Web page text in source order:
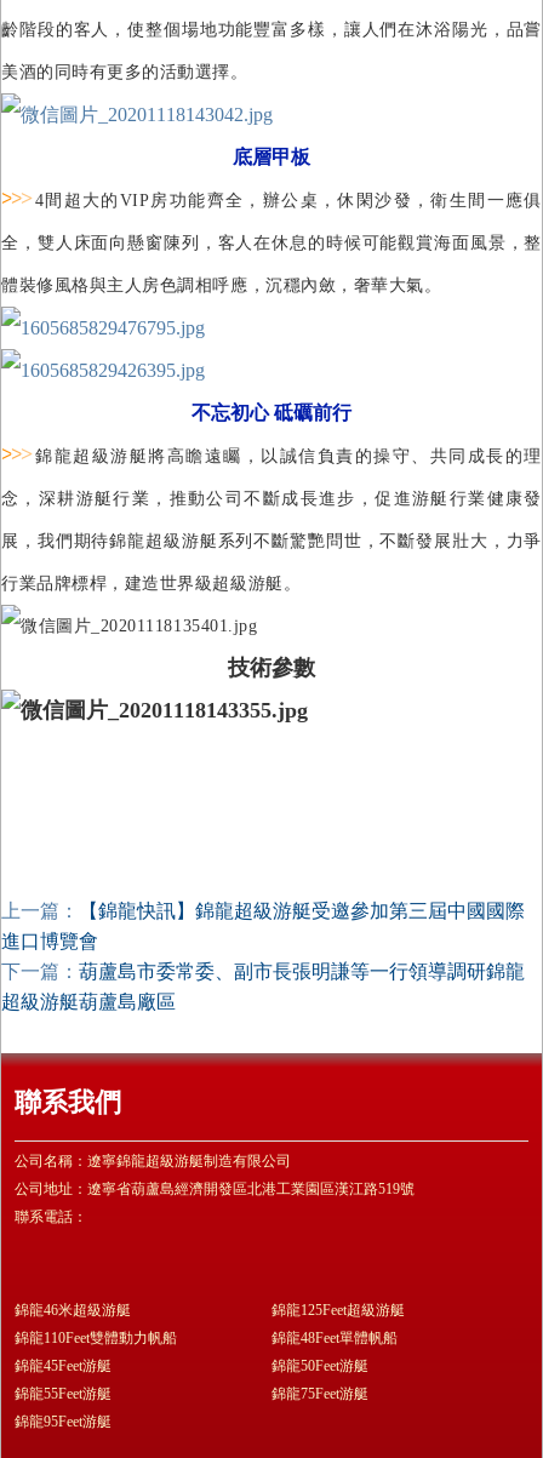
齡階段的客人，使整個場地功能豐富多樣，讓人們在沐浴陽光，品嘗
美酒的同時有更多的活動選擇。
底層甲板
>>>4 間超大的 VIP房功能齊全，辦公桌，休閑沙發，衛生間一應俱
全，雙人床面向懸窗陳列，客人在休息的時候可能觀賞海面風景，整
體裝修風格與主人房色調相呼應，沉穩內斂，奢華大氣。
不忘初心 砥礪前行
>>>錦龍超級游艇將高瞻遠矚，以誠信負責的操守、共同成長的理
念，深耕游艇行業，推動公司不斷成長進步，促進游艇行業健康發
展，我們期待錦龍超級游艇系列不斷驚艷問世，不斷發展壯大，力爭
行業品牌標桿，建造世界級超級游艇。
技術參數
上一篇：
【錦龍快訊】錦龍超級游艇受邀參加第三屆中國國際
進口博覽會
下一篇： 葫蘆島市委常委、副市長張明謙等一行領導調研錦龍
超級游艇葫蘆島廠區
聯系我們
公司名稱：遼寧錦龍超級游艇制造有限公司
公司地址：遼寧省葫蘆島經濟開發區北港工業園區漢江路519號
聯系電話：
錦龍46米超級游艇
錦龍125Feet超級游艇
錦龍110Feet雙體動力帆船
錦龍48Feet單體帆船
錦龍45Feet游艇
錦龍50Feet游艇
錦龍55Feet游艇
錦龍75Feet游艇
錦龍95Feet游艇